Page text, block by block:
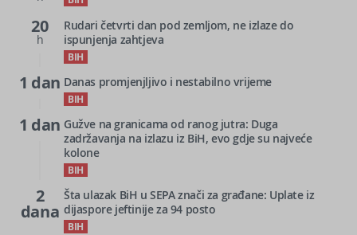
20
h
Rudari četvrti dan pod zemljom, ne izlaze do
ispunjenja zahtjeva
BIH
1 dan Danas promjenjljivo i nestabilno vrijeme
BIH
1 dan Gužve na granicama od ranog jutra: Duga
zadržavanja na izlazu iz BiH, evo gdje su najveće
kolone
BIH
2
dana
Šta ulazak BiH u SEPA znači za građane: Uplate iz
dijaspore jeftinije za 94 posto
BIH